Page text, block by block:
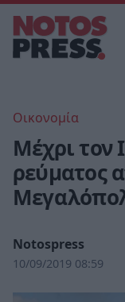
Οικονομία
Μέχρι τον
ρεύματος
Notospress
10/09/2019 08:59